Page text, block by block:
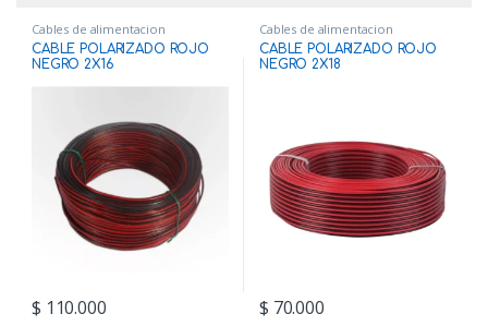
Cables de alimentacion
CABLE POLARIZADO ROJO
NEGRO 2X16
$ 110.000
Cables de alimentacion
CABLE POLARIZADO ROJO
NEGRO 2X18
$ 70.000